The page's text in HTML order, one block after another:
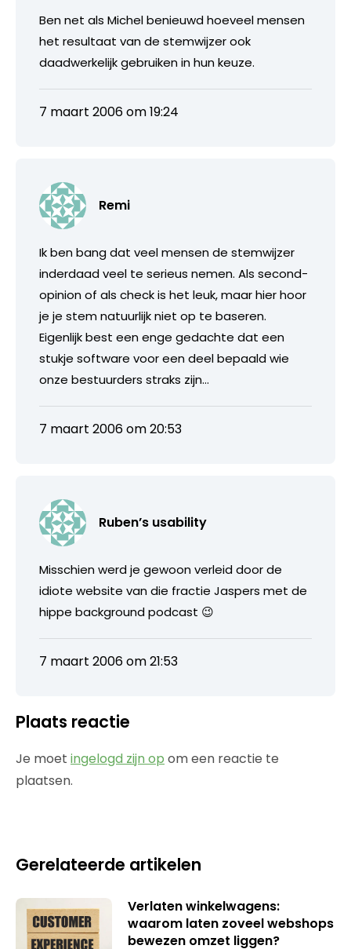
Ben net als Michel benieuwd hoeveel mensen
het resultaat van de stemwijzer ook
daadwerkelijk gebruiken in hun keuze.
7 maart 2006 om 19:24
Remi
Ik ben bang dat veel mensen de stemwijzer
inderdaad veel te serieus nemen. Als second-
opinion of als check is het leuk, maar hier hoor
je je stem natuurlijk niet op te baseren.
Eigenlijk best een enge gedachte dat een
stukje software voor een deel bepaald wie
onze bestuurders straks zijn…
7 maart 2006 om 20:53
Ruben’s usability
Misschien werd je gewoon verleid door de
idiote website van die fractie Jaspers met de
hippe background podcast 😉
7 maart 2006 om 21:53
Plaats reactie
Je moet ingelogd zijn op om een reactie te
plaatsen.
Gerelateerde artikelen
Verlaten winkelwagens:
waarom laten zoveel webshops
bewezen omzet liggen?